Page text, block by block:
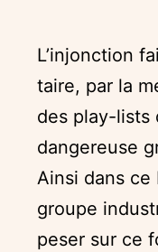
L’injonction
taire, par la
des play-lists
dangereuse
Ainsi dans ce
groupe
peser sur ce